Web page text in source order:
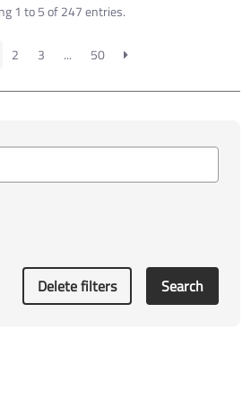
domande annuali a
annuali a copertura dei
e mancati redditi -
1 to 5 of 247 entries.
2 3 ... 50
Delete filters Search